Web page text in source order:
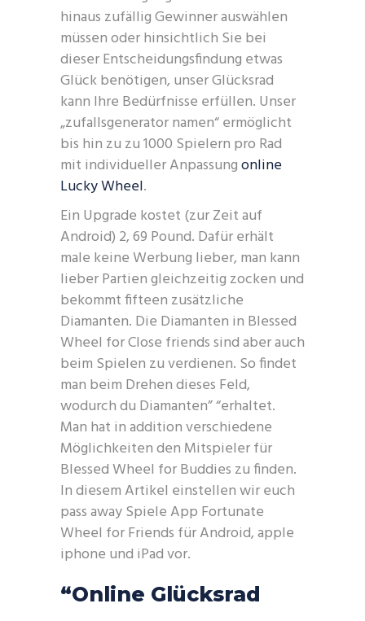
hinaus zufällig Gewinner auswählen
müssen oder hinsichtlich Sie bei
dieser Entscheidungsfindung etwas
Glück benötigen, unser Glücksrad
kann Ihre Bedürfnisse erfüllen. Unser
„zufallsgenerator namen“ ermöglicht
bis hin zu zu 1000 Spielern pro Rad
mit individueller Anpassungonline
Lucky Wheel.
Ein Upgrade kostet (zur Zeit auf
Android) 2, 69 Pound. Dafür erhält
male keine Werbung lieber, man kann
lieber Partien gleichzeitig zocken und
bekommt fifteen zusätzliche
Diamanten. Die Diamanten in Blessed
Wheel for Close friends sind aber auch
beim Spielen zu verdienen. So findet
man beim Drehen dieses Feld,
wodurch du Diamanten” “erhaltet.
Man hat in addition verschiedene
Möglichkeiten den Mitspieler für
Blessed Wheel for Buddies zu finden.
In diesem Artikel einstellen wir euch
pass away Spiele App Fortunate
Wheel for Friends für Android, apple
iphone und iPad vor.
“Online Glücksrad